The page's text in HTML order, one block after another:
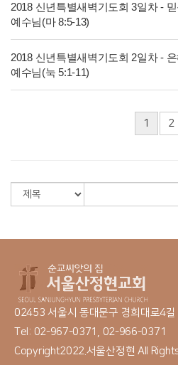
2018 신년특별새벽기도회 3일차 -
예수님(마 8:5-13)
2018 신년특별새벽기도회 2일차 -
예수님(눅 5:1-11)
1 2
02453 서울시 동대문구 경희대로4길
Tel: 02-967-0371, 02-966-0371
Copyright2022.서울산정현 All